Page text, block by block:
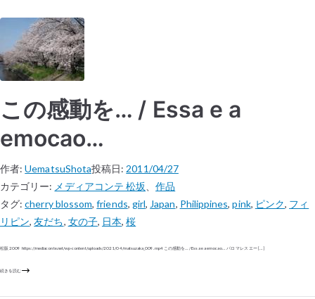
この感動を… / Essa e a
emocao…
作者:UematsuShota投稿日: 2011/04/27
カテゴリー: メディアコンテ 松坂 、作品
タグ:cherry blossom,friends, girl, Japan, Philippines,pink, ピンク, フィ
リピン,友だち, 女の子, 日本,桜
松阪 2009 https://mediaconte.net/wp-content/uploads/2021/04/matsuzaka_009.mp4 この感動を… / Essa e a emocao… パロマレス エー […]
続きを読む